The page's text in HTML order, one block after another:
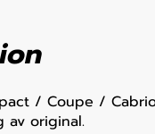
/ Coupe /
av original.